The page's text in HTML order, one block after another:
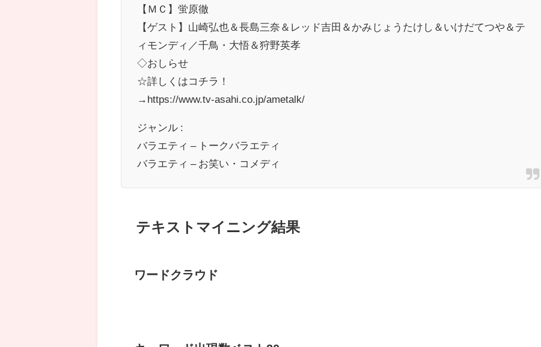
【ＭＣ】蛍原徹
【ゲスト】山崎弘也＆長島三奈＆レッド吉田＆かみじょうたけし＆いけだてつや＆テ
ィモンディ／千鳥・大悟＆狩野英孝
◇おしらせ
☆詳しくはコチラ！
→https://www.tv-asahi.co.jp/ametalk/
ジャンル :
バラエティ – トークバラエティ
バラエティ – お笑い・コメディ
テキストマイニング結果
ワードクラウド